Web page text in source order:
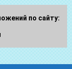
по сайту: